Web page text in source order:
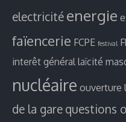
electricité energie
faïencerie FCPE festival
interêt général laïcité
nucléaire ouverture
de la gare questions